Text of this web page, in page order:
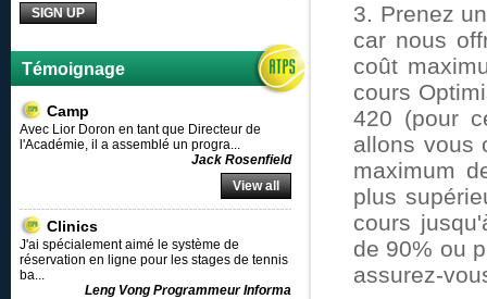
Témoignage
Camp
Avec Lior Doron en tant que Directeur de
l'Académie, il a assemblé un progra...
Jack Rosenfield
View all
Clinics
J'ai spécialement aimé le système de
réservation en ligne pour les stages de tennis
ba...
Leng Vong Programmeur Informa
3. Prenez
car nous
coût
cours
420 (pour
allons vous
maximum
plus
cours
de 90% ou
assurez-